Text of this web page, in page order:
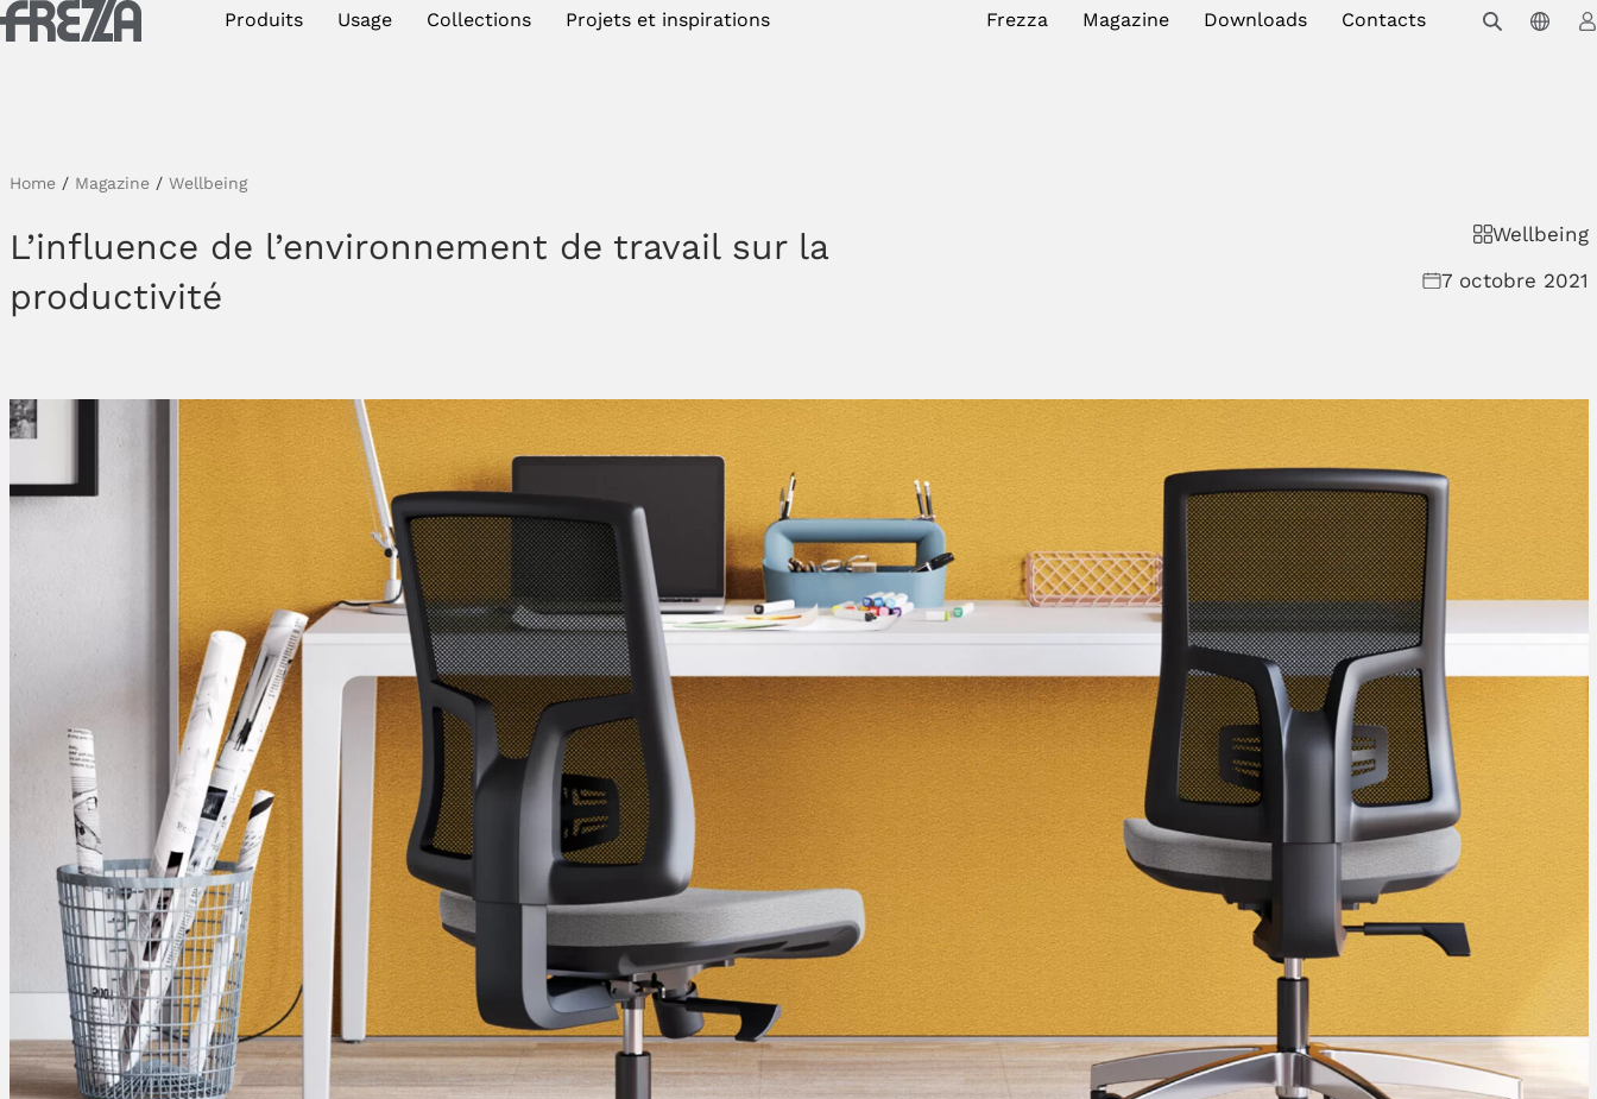
Skip to main content Produits Usage Collections Projets et inspirations Frezza Magazine Downloads Contacts
Collections
Projets et inspirations
Frezza
Downloads
Contacts
Home/ Magazine/ Wellbeing
L’influence de l’environnement de travail sur la
productivité
Wellbeing
7 octobre 2021